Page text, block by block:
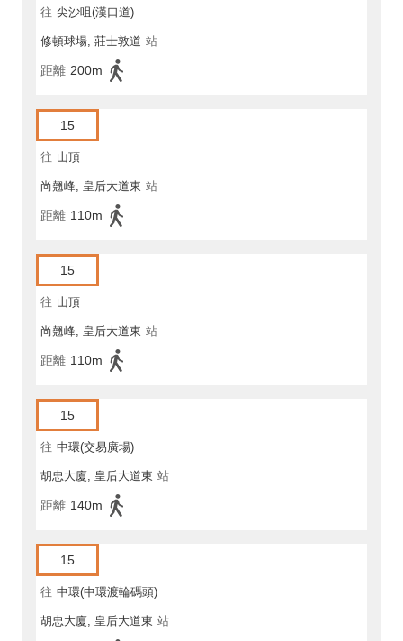
往 尖沙咀(漢口道)
修頓球場, 莊士敦道 站
距離 200m
15
往 山頂
尚翹峰, 皇后大道東 站
距離 110m
15
往 山頂
尚翹峰, 皇后大道東 站
距離 110m
15
往 中環(交易廣場)
胡忠大廈, 皇后大道東 站
距離 140m
15
往 中環(中環渡輪碼頭)
胡忠大廈, 皇后大道東 站